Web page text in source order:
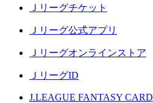
Ｊリーグチケット
Ｊリーグ公式アプリ
Ｊリーグオンラインストア
ＪリーグID
J.LEAGUE FANTASY CARD